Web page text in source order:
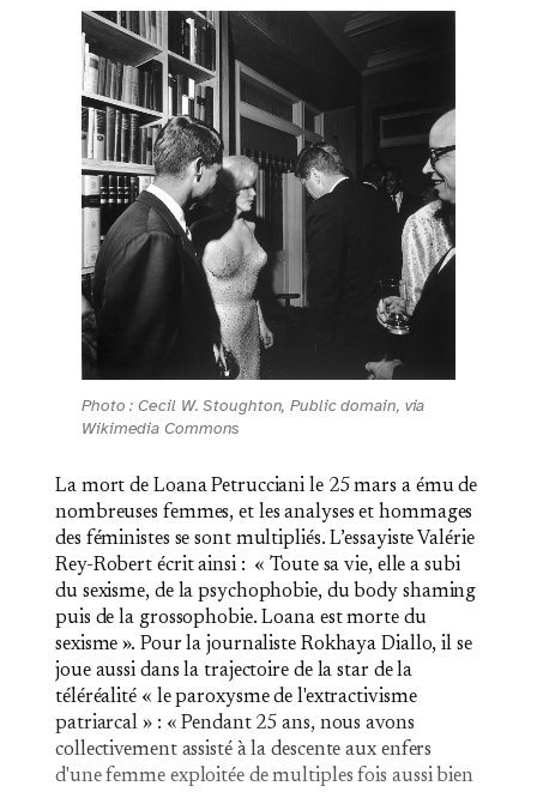
Photo : Cecil W. Stoughton, Public domain, via
Wikimedia Commons
La mort de Loana Petrucciani le 25 mars a ému de
nombreuses femmes, et les analyses et hommages
des féministes se sont multipliés. L’essayiste Valérie
Rey-Robert écrit ainsi : « Toute sa vie, elle a subi
du sexisme, de la psychophobie, du body shaming
puis de la grossophobie. Loana est morte du
sexisme ». Pour la journaliste Rokhaya Diallo, il se
joue aussi dans la trajectoire de la star de la
téléréalité « le paroxysme de l'extractivisme
patriarcal » : « Pendant 25 ans, nous avons
collectivement assisté à la descente aux enfers
d'une femme exploitée de multiples fois aussi bien